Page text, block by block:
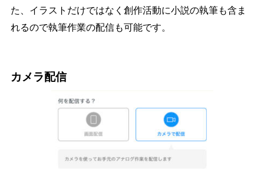
た、イラストだけではなく創作活動に小説の執筆も含ま
れるので執筆作業の配信も可能です。
カメラ配信